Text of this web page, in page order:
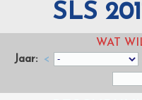
SLS
WAT
Jaar: <